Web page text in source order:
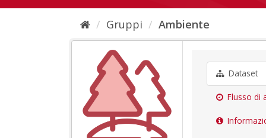
Gruppi Ambiente
Dataset
Flusso di